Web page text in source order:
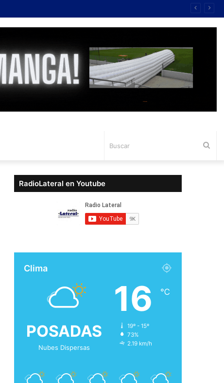
RadioLateral en Youtube
Clima
POSADAS
Nubes Dispersas
16 ℃
19º - 15º
73%
2.19 km/h